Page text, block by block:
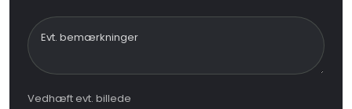
Vedhæft evt. billede